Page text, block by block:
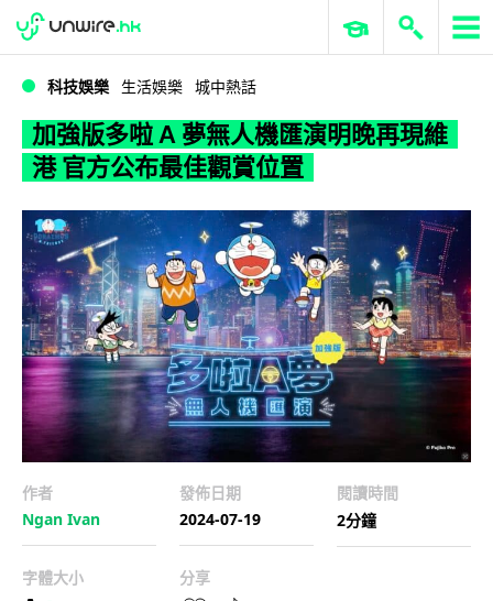
WWDC 2026 ERP 與商業 AI
科技娛樂 生活娛樂 城中熱話
加強版多啦 A 夢無人機匯演明晚再現維
港 官方公布最佳觀賞位置
作者
Ngan Ivan
發佈日期
2024-07-19
閱讀時間
2分鐘
字體大小 分享